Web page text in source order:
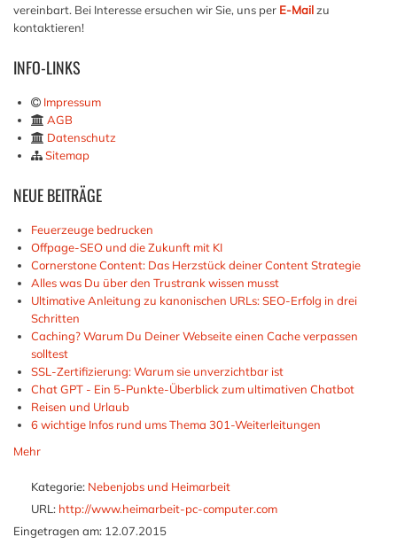
vereinbart. Bei Interesse ersuchen wir Sie, uns per E-Mailzu
kontaktieren!
INFO-LINKS
Impressum
AGB
Datenschutz
Sitemap
NEUEBEITRÄGE
Feuerzeuge bedrucken
Offpage-SEO und die Zukunft mit KI
Cornerstone Content: Das Herzstück deiner Content Strategie
Alles was Du über den Trustrank wissen musst
Ultimative Anleitung zu kanonischen URLs: SEO-Erfolg in drei
Schritten
Caching? Warum Du Deiner Webseite einen Cache verpassen
solltest
SSL-Zertifizierung: Warum sie unverzichtbar ist
Chat GPT - Ein 5-Punkte-Überblick zum ultimativen Chatbot
Reisen und Urlaub
6 wichtige Infos rund ums Thema 301-Weiterleitungen
Mehr
Kategorie: Nebenjobs und Heimarbeit
URL: http://www.heimarbeit-pc-computer.com
Eingetragen am: 12.07.2015